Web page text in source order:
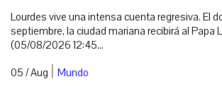
Lourdes vive una intensa cuenta regresiva. El
septiembre, la ciudad mariana recibirá al Papa
(05/08/2026 12:45...
05 / Aug | Mundo